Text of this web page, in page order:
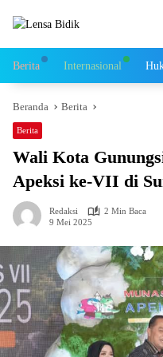
Berita Internasional
Beranda Berita
Berita
Wali Kota
Apeksi ke-VII di
Redaksi
2 Min Baca
9 Mei 2025